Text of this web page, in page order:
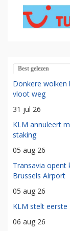
Best gelezen
Donkere wolken
vloot weg
31 jul 26
KLM annuleert
staking
05 aug 26
Transavia opent
Brussels Airport
05 aug 26
KLM stelt
06 aug 26